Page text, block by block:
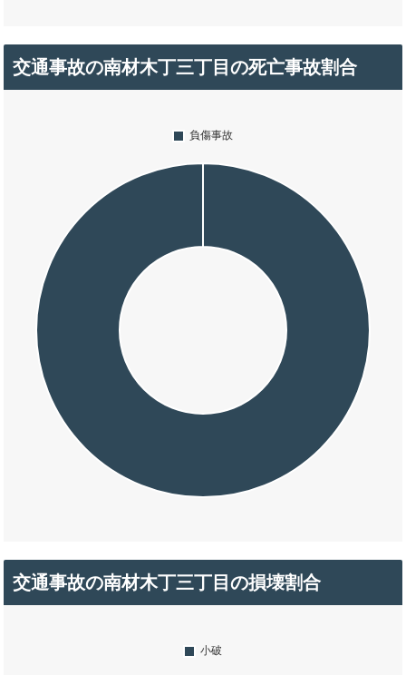
交通事故の南材木丁三丁目の死亡事故割合
交通事故の南材木丁三丁目の損壊割合